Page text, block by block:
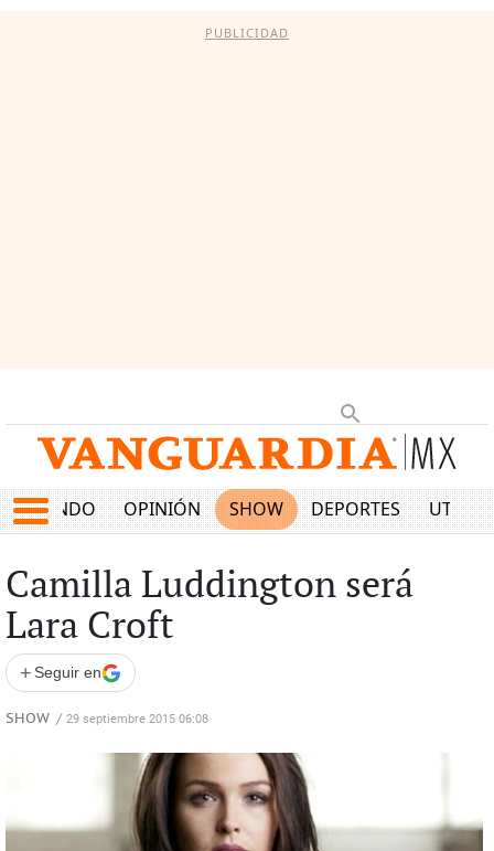
PUBLICIDAD
MUNDO OPINIÓN SHOW DEPORTES
Camilla Luddington será
Lara Croft
+ Seguir en
SHOW / 29 septiembre 2015 06:08